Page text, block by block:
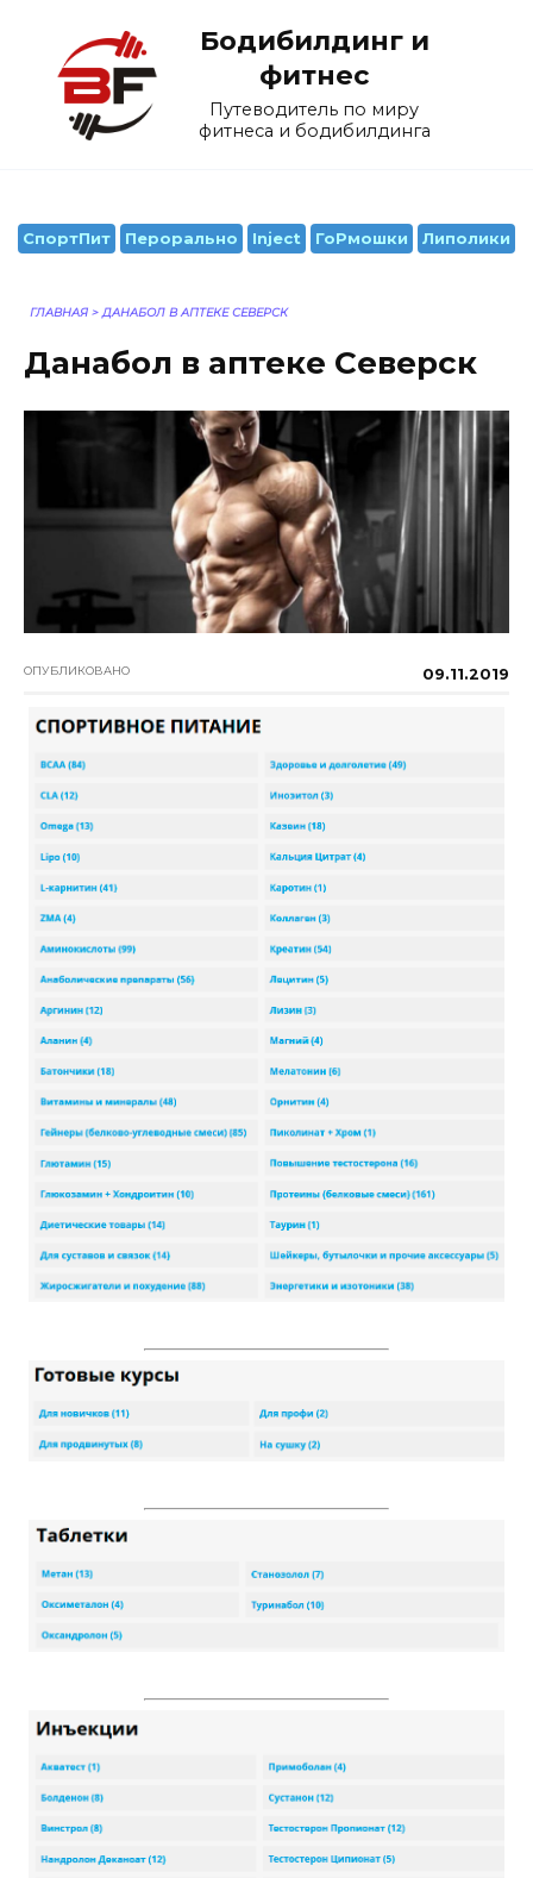
содержанию
Бодибилдинг и
фитнес
Путеводитель по миру
фитнеса и бодибилдинга
СпортПит Перорально Inject ГоРмошки Липолики
ГЛАВНАЯ > ДАНАБОЛ В АПТЕКЕ СЕВЕРСК
Данабол в аптеке Северск
ОПУБЛИКОВАНО 09.11.2019